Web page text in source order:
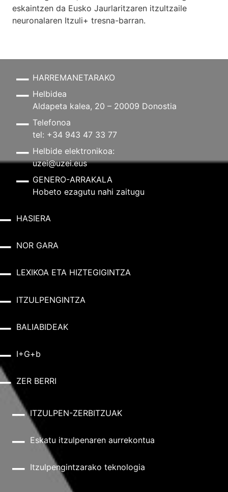
eskaintzen da Eusko Jaurlaritzaren itzultzaile
neuronalaren Itzuli+ tresna-barran.
HARREMANETARAKO
Helbidea
Aldapeta kalea, 20 – 20009 Donostia
Telefonoa
tel: +34 943 47 33 77
Helbide elektronikoa:
uzei@uzei.eus
GENERO-ARRAKALA
Hobeto ezagutu nahi zaitugu
HASIERA
NOR GARA
LEXIKOA ETA HIZTEGIGINTZA
ITZULPENGINTZA
BALIABIDEAK
I+G+b
ZER BERRI
ITZULPEN-ZERBITZUAK
Eskatu itzulpenaren aurrekontua
Itzulpengintzarako teknologia